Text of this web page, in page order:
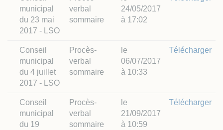
municipal
du 23 mai
2017 - LSO
verbal
sommaire
24/05/2017
à 17:02
Conseil
municipal
du 4 juillet
2017 - LSO
Procès-
verbal
sommaire
le
06/07/2017
à 10:33
Télécharger
Conseil
municipal
du 19
Procès-
verbal
sommaire
le
21/09/2017
à 10:59
Télécharger